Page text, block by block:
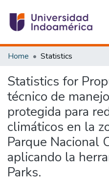
Communities & Collections
Estadísticas Externas
Home Statistics
Statistics for
técnico de
protegida para
climáticos en la
Parque Nacional
aplicando la
Parks.